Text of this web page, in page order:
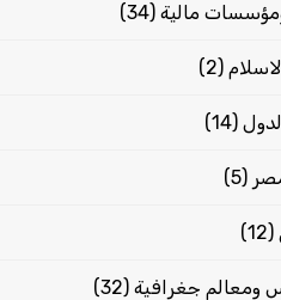
مالية (34)
(2)
(14)
(5)
(12)
ومعالم جغرافية (32)